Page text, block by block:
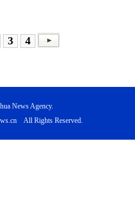
3 4
News Agency.
All Rights Reserved.